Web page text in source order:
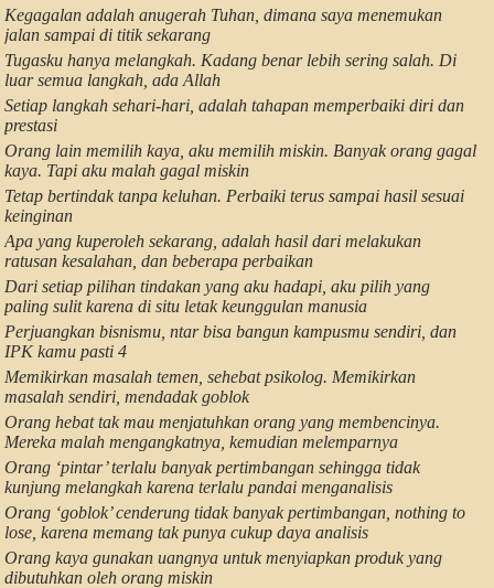
Kegagalan adalah anugerah Tuhan, dimana saya menemukan
jalan sampai di titik sekarang
Tugasku hanya melangkah. Kadang benar lebih sering salah. Di
luar semua langkah, ada Allah
Setiap langkah sehari-hari, adalah tahapan memperbaiki diri dan
prestasi
Orang lain memilih kaya, aku memilih miskin. Banyak orang gagal
kaya. Tapi aku malah gagal miskin
Tetap bertindak tanpa keluhan. Perbaiki terus sampai hasil sesuai
keinginan
Apa yang kuperoleh sekarang, adalah hasil dari melakukan
ratusan kesalahan, dan beberapa perbaikan
Dari setiap pilihan tindakan yang aku hadapi, aku pilih yang
paling sulit karena di situ letak keunggulan manusia
Perjuangkan bisnismu, ntar bisa bangun kampusmu sendiri, dan
IPK kamu pasti 4
Memikirkan masalah temen, sehebat psikolog. Memikirkan
masalah sendiri, mendadak goblok
Orang hebat tak mau menjatuhkan orang yang membencinya.
Mereka malah mengangkatnya, kemudian melemparnya
Orang ‘pintar’ terlalu banyak pertimbangan sehingga tidak
kunjung melangkah karena terlalu pandai menganalisis
Orang ‘goblok’ cenderung tidak banyak pertimbangan, nothing to
lose, karena memang tak punya cukup daya analisis
Orang kaya gunakan uangnya untuk menyiapkan produk yang
dibutuhkan oleh orang miskin